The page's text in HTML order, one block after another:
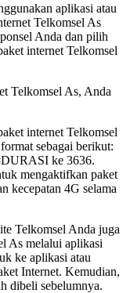
aplikasi atau
Telkomsel As
Anda dan pilih
internet Telkomsel
Telkomsel As, Anda
internet Telkomsel
sebagai berikut:
ke 3636.
mengaktifkan paket
kecepatan 4G selama
Telkomsel Anda juga
As melalui aplikasi
ke aplikasi atau
Internet. Kemudian,
dibeli sebelumnya.